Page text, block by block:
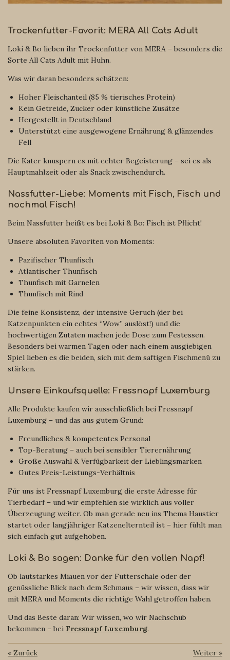
Trockenfutter-Favorit: MERA All Cats Adult
Loki & Bo lieben ihr Trockenfutter von MERA – besonders die
Sorte All Cats Adult mit Huhn.
Was wir daran besonders schätzen:
Hoher Fleischanteil (85 % tierisches Protein)
Kein Getreide, Zucker oder künstliche Zusätze
Hergestellt in Deutschland
Unterstützt eine ausgewogene Ernährung & glänzendes
Fell
Die Kater knuspern es mit echter Begeisterung – sei es als
Hauptmahlzeit oder als Snack zwischendurch.
Nassfutter-Liebe: Moments mit Fisch, Fisch und
nochmal Fisch!
Beim Nassfutter heißt es bei Loki & Bo: Fisch ist Pflicht!
Unsere absoluten Favoriten von Moments:
Pazifischer Thunfisch
Atlantischer Thunfisch
Thunfisch mit Garnelen
Thunfisch mit Rind
Die feine Konsistenz, der intensive Geruch (der bei
Katzenpunkten ein echtes “Wow” auslöst!) und die
hochwertigen Zutaten machen jede Dose zum Festessen.
Besonders bei warmen Tagen oder nach einem ausgiebigen
Spiel lieben es die beiden, sich mit dem saftigen Fischmenü zu
stärken.
Unsere Einkaufsquelle: Fressnapf Luxemburg
Alle Produkte kaufen wir ausschließlich bei Fressnapf
Luxemburg – und das aus gutem Grund:
Freundliches & kompetentes Personal
Top-Beratung – auch bei sensibler Tierernährung
Große Auswahl & Verfügbarkeit der Lieblingsmarken
Gutes Preis-Leistungs-Verhältnis
Für uns ist Fressnapf Luxemburg die erste Adresse für
Tierbedarf – und wir empfehlen sie wirklich aus voller
Überzeugung weiter. Ob man gerade neu ins Thema Haustier
startet oder langjähriger Katzenelternteil ist – hier fühlt man
sich einfach gut aufgehoben.
Loki & Bo sagen: Danke für den vollen Napf!
Ob lautstarkes Miauen vor der Futterschale oder der
genüssliche Blick nach dem Schmaus – wir wissen, dass wir
mit MERA und Moments die richtige Wahl getroffen haben.
Und das Beste daran: Wir wissen, wo wir Nachschub
bekommen – bei Fressnapf Luxemburg.
« Zurück Weiter »